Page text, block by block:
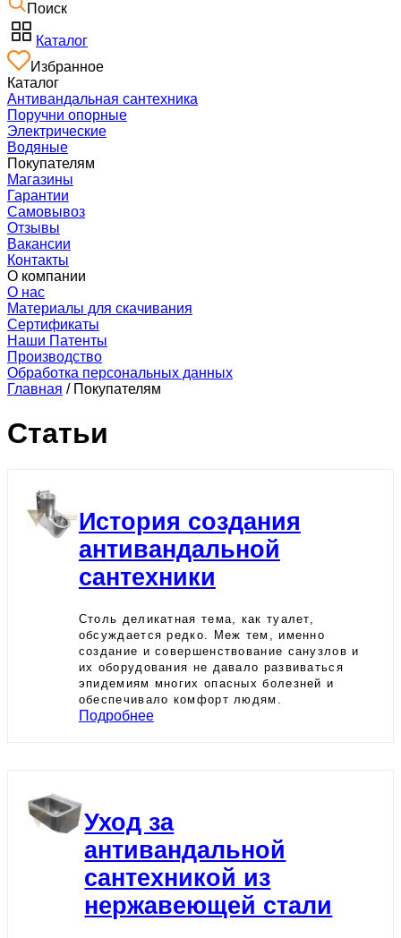
Поиск
Каталог
Избранное
Каталог
Антивандальная сантехника
Поручни опорные
Электрические
Водяные
Покупателям
Магазины
Гарантии
Самовывоз
Отзывы
Вакансии
Контакты
О компании
О нас
Материалы для скачивания
Сертификаты
Наши Патенты
Производство
Обработка персональных данных
Главная / Покупателям
Статьи
История создания
антивандальной
сантехники
Столь деликатная тема, как туалет,
обсуждается редко. Меж тем, именно
создание и совершенствование санузлов и
их оборудования не давало развиваться
эпидемиям многих опасных болезней и
обеспечивало комфорт людям.
Подробнее
Уход за
антивандальной
сантехникой из
нержавеющей стали